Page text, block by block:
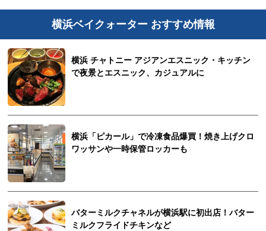
横浜ベイクォーター おすすめ情報
横浜 チャトニー アジアンエスニック・キッチン
で夜景とエスニック、カジュアルに
横浜「ピカール」で冷凍食品爆買！焼き上げクロ
ワッサンや一時保管ロッカーも
バターミルクチャネルが横浜駅に初出店！バター
ミルクフライドチキンなど